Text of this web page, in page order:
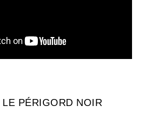
PÉRIGORD NOIR